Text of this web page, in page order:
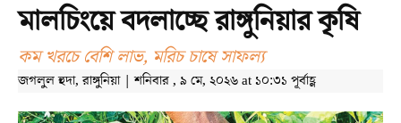
মালচিংয়ে বদলাচ্ছে রাঙ্গুনিয়ার কৃষি
কম খরচে বেশি লাভ, মরিচ চাষে সাফল্য
জগলুল হুদা, রাঙ্গুনিয়া | শনিবার , ৯ মে, ২০২৬ at ১০:৩১ পূর্বাহ্ণ